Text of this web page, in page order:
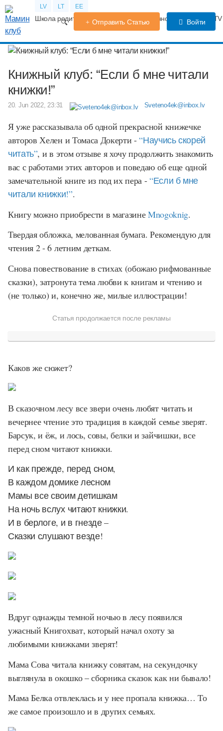
LV LT EE
Школа родителей Календарь беременности Форум
Отправить Статью Войти
Книжный клуб: “Если б мне читали
книжки!”
20. Jun 2022, 23:31 Sveteno4ek@inbox.lv
Я уже рассказывала об одной прекрасной книжечке
авторов Хелен и Томаса Докерти -“Научись скорей
читать”, и в этом отзыве я хочу продолжить знакомить
вас с работами этих авторов и поведаю об еще одной
замечательной книге из под их пера -“Если б мне
читали книжки!”.
Книгу можно приобрести в магазинеMnogoknig.
Твердая обложка, мелованная бумага. Рекомендую для
чтения 2 - 6 летним деткам.
Снова повествование в стихах (обожаю рифмованные
сказки), затронута тема любви к книгам и чтению и
(не только) и, конечно же, милые иллюстрации!
Статья продолжается после рекламы
Каков же сюжет?
В сказочном лесу все звери очень любят читать и
вечернее чтение это традиция в каждой семье зверят.
Барсук, и ёж, и лось, совы, белки и зайчишки, все
перед сном читают книжки.
И как прежде, перед сном,
В каждом домике лесном
Мамы все своим детишкам
На ночь вслух читают книжки.
И в берлоге, и в гнезде –
Сказки слушают везде!
Вдруг однажды темной ночью в лесу появился
ужасный Книгохват, который начал охоту за
любимыми книжками зверят!
Мама Сова читала книжку совятам, на секундочку
выглянула в окошко – сборника сказок как ни бывало!
Мама Белка отвлеклась и у нее пропала книжка… То
же самое произошло и в других семьях.